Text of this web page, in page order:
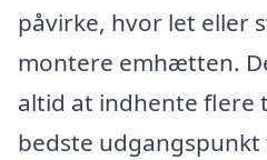
påvirke, hvor let eller
montere emhætten.
altid at indhente flere
bedste